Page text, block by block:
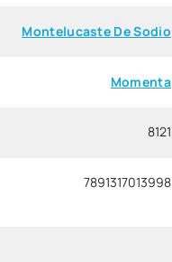
Montelucaste De Sodio
Momenta
8121
7891317013998